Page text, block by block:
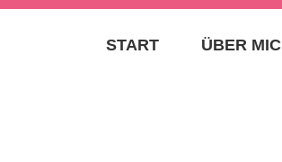
BIRGIT
START ÜBER